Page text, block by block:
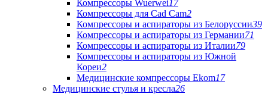
Компрессоры Wuerwei17
Компрессоры для Cad Cam2
Компрессоры и аспираторы из Белоруссии39
Компрессоры и аспираторы из Германии71
Компрессоры и аспираторы из Италии79
Компрессоры и аспираторы из Южной
Кореи2
Медицинские компрессоры Ekom17
Медицинские стулья и кресла26